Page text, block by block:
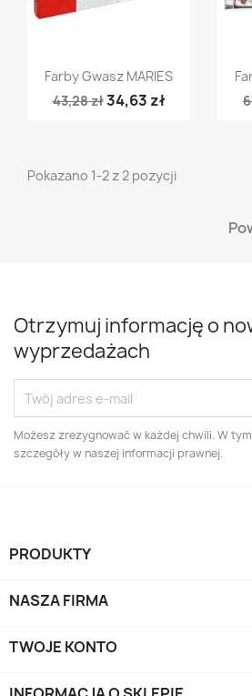
Szybki podgląd
Farby Gwasz MARIES
43,28 zł34,63 zł
Pokazano 1-2 z 2 pozycji
Otrzymuj informację o
wyprzedażach
Możesz zrezygnować w każdej chwili. W
szczegóły w naszej informacji prawnej.
PRODUKTY
NASZA FIRMA
TWOJE KONTO